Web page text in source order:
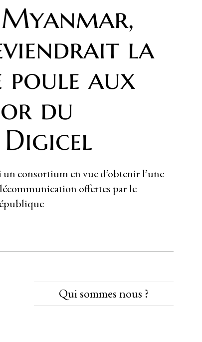
la
poule aux
du
consortium en vue d’obtenir l’une
offertes par le
Qui sommes nous ?